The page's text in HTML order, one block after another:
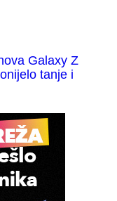
Galaxy Z
tanje i